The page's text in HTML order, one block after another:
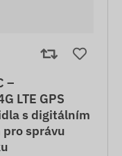
–
LTE GPS
s digitálním
správu